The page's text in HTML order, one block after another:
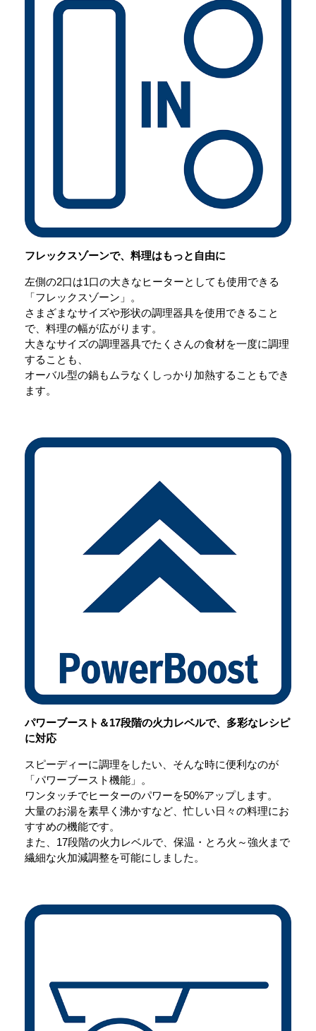
フレックスゾーンで、料理はもっと自由に
左側の2口は1口の大きなヒーターとしても使用できる
「フレックスゾーン」。
さまざまなサイズや形状の調理器具を使用できること
で、料理の幅が広がります。
大きなサイズの調理器具でたくさんの食材を一度に調理
することも、
オーバル型の鍋もムラなくしっかり加熱することもでき
ます。
パワーブースト＆17段階の火力レベルで、 多彩なレシピ
に対応
スピーディーに調理をしたい、そんな時に便利なのが
「パワーブースト機能」。
ワンタッチでヒーターのパワーを50%アップします。
大量のお湯を素早く沸かすなど、忙しい日々の料理にお
すすめの機能です。
また、17段階の火力レベルで、保温・とろ火～強火まで
繊細な火加減調整を可能にしました。